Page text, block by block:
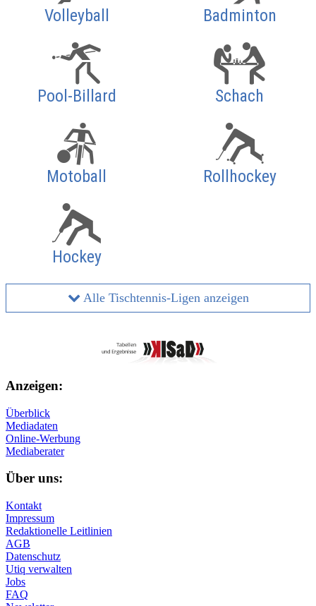
Volleyball Badminton
Pool-Billard Schach
Motoball Rollhockey
Hockey
Alle Tischtennis-Ligen anzeigen
Anzeigen:
Überblick
Mediadaten
Online-Werbung
Mediaberater
Über uns:
Kontakt
Impressum
Redaktionelle Leitlinien
AGB
Datenschutz
Utiq verwalten
Jobs
FAQ